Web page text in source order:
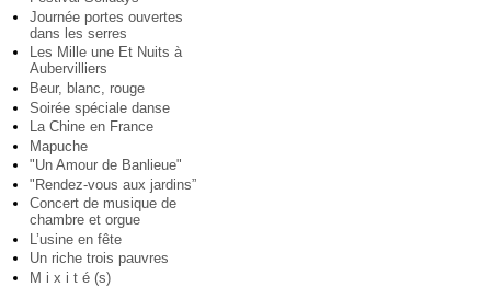
Journée portes ouvertes
dans les serres
Les Mille une Et Nuits à
Aubervilliers
Beur, blanc, rouge
Soirée spéciale danse
La Chine en France
Mapuche
"Un Amour de Banlieue"
"Rendez-vous aux jardins”
Concert de musique de
chambre et orgue
L’usine en fête
Un riche trois pauvres
M i x i t é (s)